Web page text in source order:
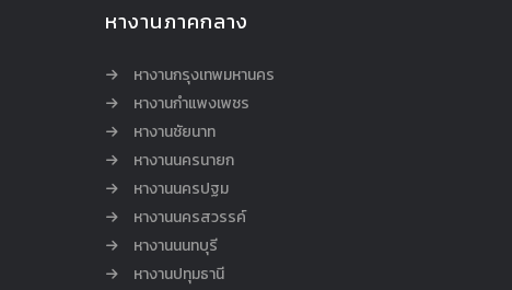
หางานภาคกลาง
หางานกรุงเทพมหานคร
หางานกำแพงเพชร
หางานชัยนาท
หางานนครนายก
หางานนครปฐม
หางานนครสวรรค์
หางานนนทบุรี
หางานปทุมธานี